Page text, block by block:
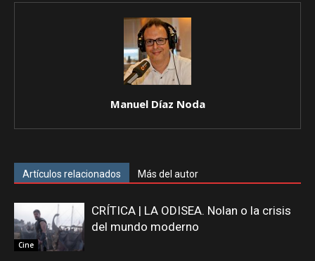
Manuel Díaz Noda
Artículos relacionados Más del autor
Cine
CRÍTICA | LA ODISEA. Nolan o la crisis
del mundo moderno